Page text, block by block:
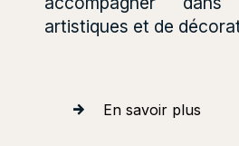
artistiques et de
En savoir plus